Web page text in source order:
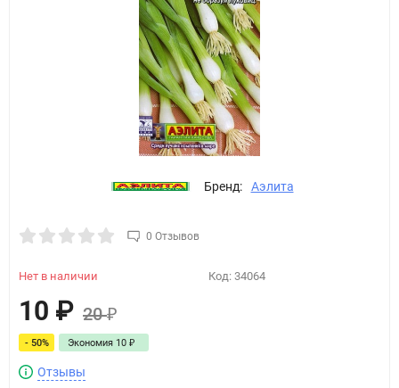
Бренд: Аэлита
0 Отзывов
Нет в наличии Код: 34064
10 ₽ 20₽
- 50% Экономия 10 ₽
Отзывы